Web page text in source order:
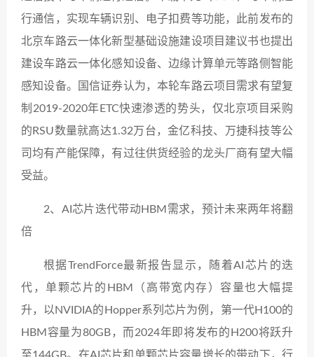
行通信，实现车辆识别、电子扣费等功能，此前发布的
北京车路云一体化新型基础设施建设项目建议书也提出
建设车路云一体化感知设备、边缘计算单元等路侧智能
感知设备。国信证券认为，本轮车路云项目需求有望复
制2019-2020年ETC快速渗透的势头，仅北京项目采购
的RSU数量就高达1.32万台，金亿科技、万捷科技等公
司均有产能保障，有过往供货经验的龙头厂商有望大幅
受益。
2、AI芯片迭代带动HBM需求，预计未来两年将翻
倍
根据TrendForce最新报告显示，随着AI芯片的迭
代，单颗芯片的HBM（高带宽内存）容量也大幅提
升，以NVIDIA的Hopper系列芯片为例，第一代H100的
HBM容量为80GB，而2024年即将发布的H200将跃升